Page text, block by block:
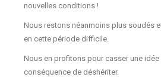
nouvelles conditions !
Nous restons néanmoins plus soudés
en cette période difficile.
Nous en profitons pour casser une idée
conséquence de déshériter.